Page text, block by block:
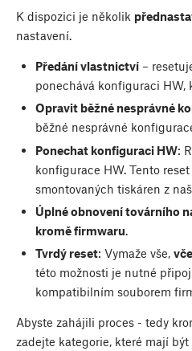
K dispozici je několik
nastavení.
Předání vlastnictví–
ponechává konfiguraci HW,
Opravit běžné nesprávné
běžné nesprávné
Ponechat konfiguraci HW:
konfigurace HW. Tento
smontovaných tiskáren z
Úplné obnovení továrního
kromě firmwaru.
Tvrdý reset: Vymaže vše,
této možnosti je nutné
kompatibilním souborem
Abyste zahájili proces - tedy
zadejte kategorie, které mají být